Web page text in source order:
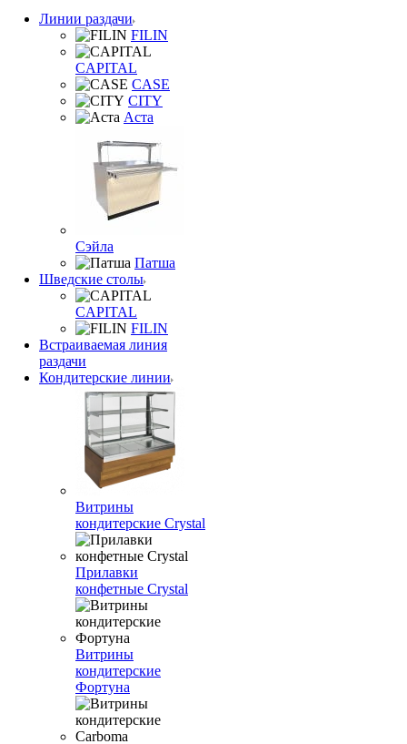
Линии раздачи
FILIN
CAPITAL
CASE
CITY
Аста
Сэйла
Патша
Шведские столы
CAPITAL
FILIN
Встраиваемая линия
раздачи
Кондитерские линии
Витрины
кондитерские Crystal
Прилавки
конфетные Crystal
Витрины
кондитерские
Фортуна